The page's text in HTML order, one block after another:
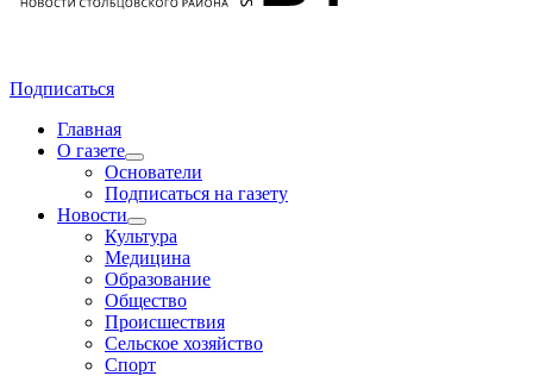
Подписаться
Главная
О газете
Основатели
Подписаться на газету
Новости
Культура
Медицина
Образование
Общество
Происшествия
Сельское хозяйство
Спорт